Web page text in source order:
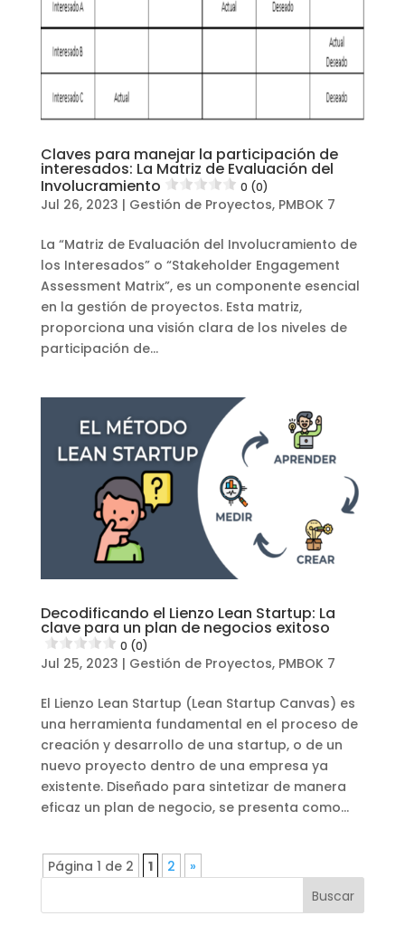
Claves para manejar la participación de
interesados: La Matriz de Evaluación del
Involucramiento
0 (0)
Jul 26, 2023 | Gestión de Proyectos, PMBOK 7
La “Matriz de Evaluación del Involucramiento de
los Interesados” o “Stakeholder Engagement
Assessment Matrix”, es un componente esencial
en la gestión de proyectos. Esta matriz,
proporciona una visión clara de los niveles de
participación de...
Decodificando el Lienzo Lean Startup: La
clave para un plan de negocios exitoso
0 (0)
Jul 25, 2023 | Gestión de Proyectos, PMBOK 7
El Lienzo Lean Startup (Lean Startup Canvas) es
una herramienta fundamental en el proceso de
creación y desarrollo de una startup, o de un
nuevo proyecto dentro de una empresa ya
existente. Diseñado para sintetizar de manera
eficaz un plan de negocio, se presenta como...
Página 1 de 2 1 2
»
Buscar